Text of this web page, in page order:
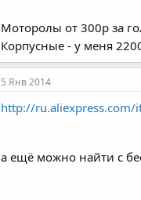
Моторолы от 300р за
Корпусные - у меня
5 Янв 2014
http://ru.aliexpress.com/
а ещё можно найти с